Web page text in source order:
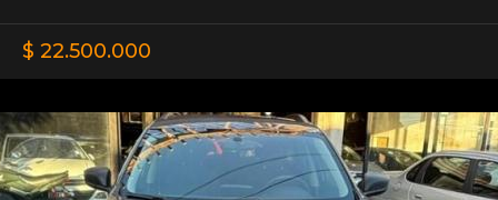
$ 22.500.000